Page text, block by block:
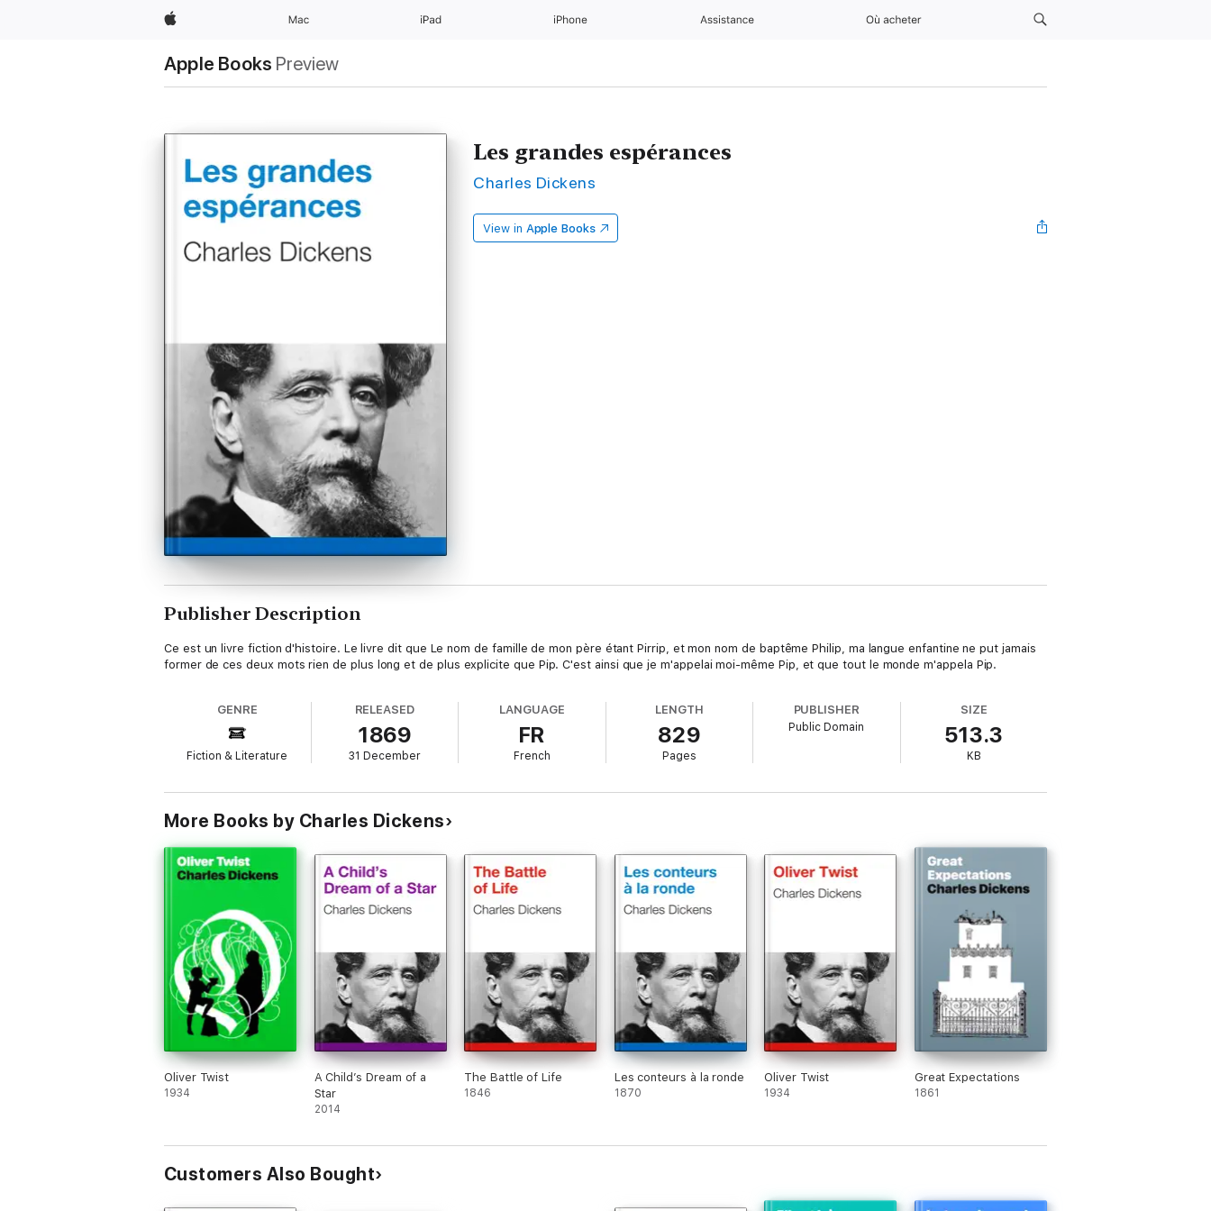
Apple Mac iPad iPhone Assistance Où acheter
Apple Books Preview
Les grandes espérances
Charles Dickens
View in Apple Books
Publisher Description
Ce est un livre fiction d'histoire. Le livre dit que Le nom de famille de mon père étant Pirrip, et mon nom de baptême Philip, ma langue enfantine ne put jamais
former de ces deux mots rien de plus long et de plus explicite que Pip. C'est ainsi que je m'appelai moi-même Pip, et que tout le monde m'appela Pip.
GENRE
Fiction & Literature
RELEASED
1869
31 December
LANGUAGE
FR
French
LENGTH
829
Pages
PUBLISHER
Public Domain
SIZE
513.3
KB
More Books by Charles Dickens
Oliver Twist
1934
A Child’s Dream of a
Star
2014
The Battle of Life
1846
Les conteurs à la ronde
1870
Oliver Twist
1934
Great Expectations
1861
Customers Also Bought